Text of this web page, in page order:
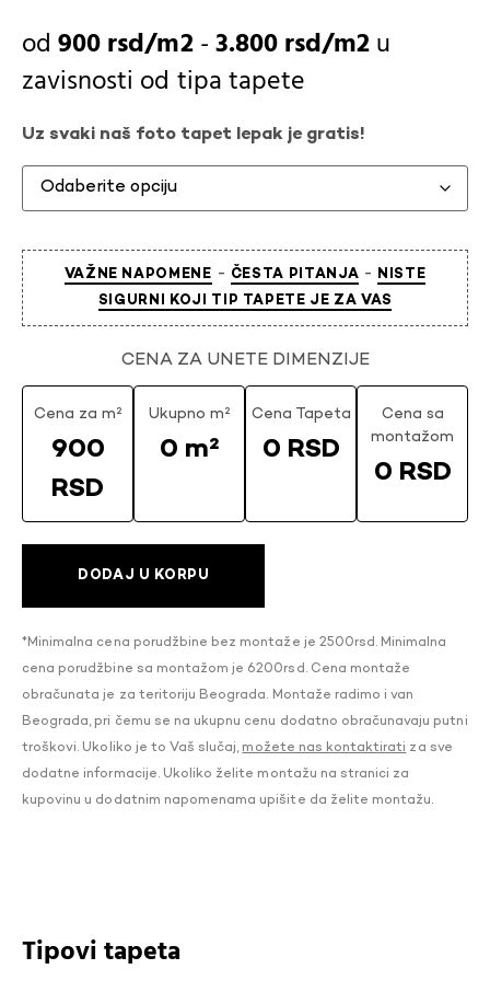
900rsd -3.800rsd
u
zavisnosti od tipa tapete
Uz svaki naš foto tapet lepak je gratis!
VAŽNE NAPOMENE - ČESTA PITANJA - NISTE
SIGURNI KOJI TIP TAPETE JE ZA VAS
CENA ZA UNETE DIMENZIJE
Cena za m²
900
RSD
Ukupno m²
0 m²
Cena Tapeta
0 RSD
Cena sa
montažom
0 RSD
DODAJ U KORPU
*Minimalna cena porudžbine bez montaže je 2500rsd. Minimalna
cena porudžbine sa montažom je 6200rsd. Cena montaže
obračunata je za teritoriju Beograda. Montaže radimo i van
Beograda, pri čemu se na ukupnu cenu dodatno obračunavaju putni
troškovi. Ukoliko je to Vaš slučaj, možete nas kontaktirati za sve
dodatne informacije. Ukoliko želite montažu na stranici za
kupovinu u dodatnim napomenama upišite da želite montažu.
Tipovi tapeta